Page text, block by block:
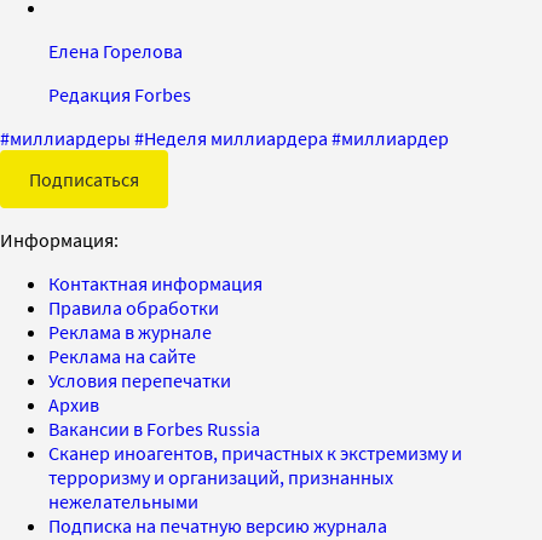
Елена Горелова
Редакция Forbes
#миллиардеры #Неделя миллиардера #миллиардер
Подписаться
Информация:
Контактная информация
Правила обработки
Реклама в журнале
Реклама на сайте
Условия перепечатки
Архив
Вакансии в Forbes Russia
Сканер иноагентов, причастных к экстремизму и
терроризму и организаций, признанных
нежелательными
Подписка на печатную версию журнала